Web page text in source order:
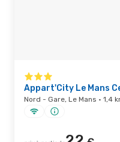
Appart'City Le Mans
Nord - Gare, Le Mans · 1,4